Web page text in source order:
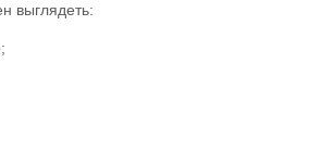
выглядеть: